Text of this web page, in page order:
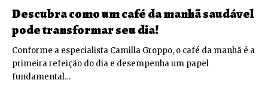
Descubra como um café da manhã saudável
pode transformar seu dia!
Conforme a especialista Camilla Groppo, o café da manhã é a
primeira refeição do dia e desempenha um papel
fundamental…